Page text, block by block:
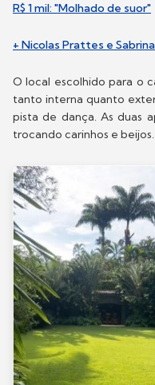
R$ 1 mil: "Molhado de suor"
+ Nicolas Prattes e
O local escolhido para o
tanto interna quanto
pista de dança. As duas
trocando carinhos e beijos.